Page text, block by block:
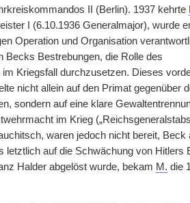
II (Berlin). 1937 kehrte
I (6.10.1936 Generalmajor), wurde
Operation und Organisation
Becks Bestrebungen, die Rolle des
Kriegsfall durchzusetzen. Dieses
nicht allein auf den Primat gegenüber
sondern auf eine klare
im Krieg
waren jedoch nicht bereit, Beck
auf die Schwächung von Hitlers
Halder abgelöst wurde, bekam M. die